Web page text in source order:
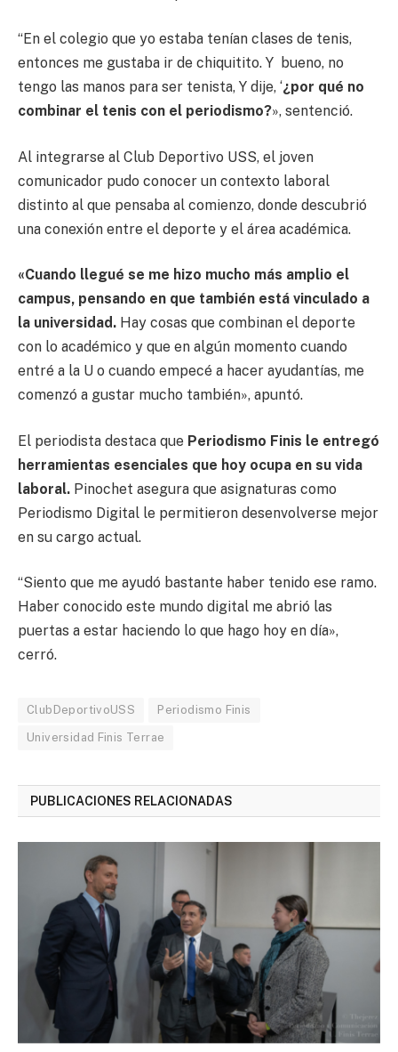
“En el colegio que yo estaba tenían clases de tenis,
entonces me gustaba ir de chiquitito. Y bueno, no
tengo las manos para ser tenista, Y dije, ‘¿por qué no
combinar el tenis con el periodismo?», sentenció.
Al integrarse al Club Deportivo USS, el joven
comunicador pudo conocer un contexto laboral
distinto al que pensaba al comienzo, donde descubrió
una conexión entre el deporte y el área académica.
«Cuando llegué se me hizo mucho más amplio el
campus, pensando en que también está vinculado a
la universidad. Hay cosas que combinan el deporte
con lo académico y que en algún momento cuando
entré a la U o cuando empecé a hacer ayudantías, me
comenzó a gustar mucho también», apuntó.
El periodista destaca que Periodismo Finis le entregó
herramientas esenciales que hoy ocupa en su vida
laboral. Pinochet asegura que asignaturas como
Periodismo Digital le permitieron desenvolverse mejor
en su cargo actual.
“Siento que me ayudó bastante haber tenido ese ramo.
Haber conocido este mundo digital me abrió las
puertas a estar haciendo lo que hago hoy en día»,
cerró.
ClubDeportivoUSS Periodismo Finis
Universidad Finis Terrae
PUBLICACIONES RELACIONADAS